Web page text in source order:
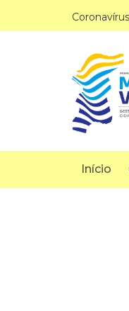
Início